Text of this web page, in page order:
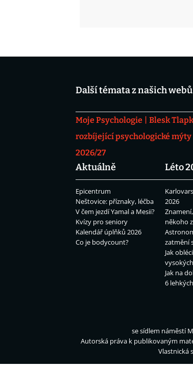
Další témata z našich webů
Moje Psychologie Blesk
rozbíjející psychologické mýty
2026/27
Aktuálně
Epicentrum
Neštovice: příznaky, léčba
V čem jezdí Yamal a Mesii?
Kvízy pro seniory
Kalendář úplňků 2026
Co je bodycount?
Léto
2026
někoho
zatmění
Jak
Jak na
6
se sídlem náměstí
Autorská práva k publikovaným
Vlastnická